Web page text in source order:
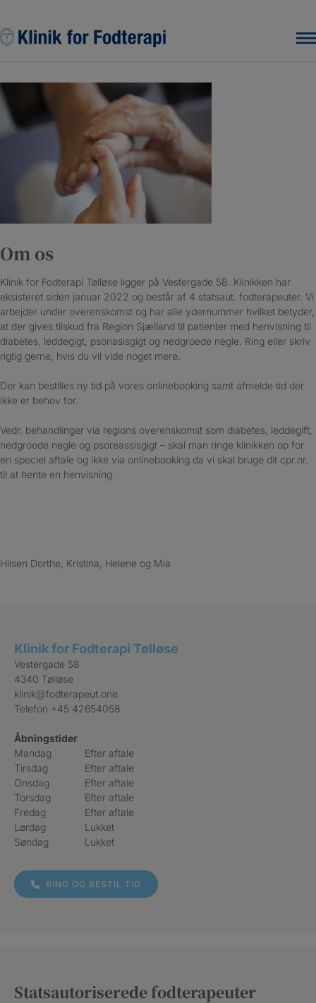
indholdet
Om os
Klinik for Fodterapi Tølløse ligger på Vestergade 58. Klinikken har
eksisteret siden januar 2022 og består af 4 statsaut. fodterapeuter. Vi
arbejder under overenskomst og har alle ydernummer hvilket betyder,
at der gives tilskud fra Region Sjælland til patienter med henvisning til
diabetes, leddegigt, psoriasisgigt og nedgroede negle. Ring eller skriv
rigtig gerne, hvis du vil vide noget mere.
Der kan bestilles ny tid på vores onlinebooking samt afmelde tid der
ikke er behov for.
Vedr. behandlinger via regions overenskomst som diabetes, leddegift,
nedgroede negle og psoreassisgigt – skal man ringe klinikken op for
en speciel aftale og ikke via onlinebooking da vi skal bruge dit cpr.nr.
til at hente en henvisning.
Hilsen Dorthe, Kristina, Helene og Mia
Klinik for Fodterapi Tølløse
Vestergade 58
4340 Tølløse
klinik@fodterapeut.one
Telefon +45 42654058
Åbningstider
Mandag
Efter aftale
Tirsdag
Efter aftale
Onsdag
Efter aftale
Torsdag
Efter aftale
Fredag
Efter aftale
Lørdag
Lukket
Søndag
Lukket
RING OG BESTIL TID
Statsautoriserede fodterapeuter